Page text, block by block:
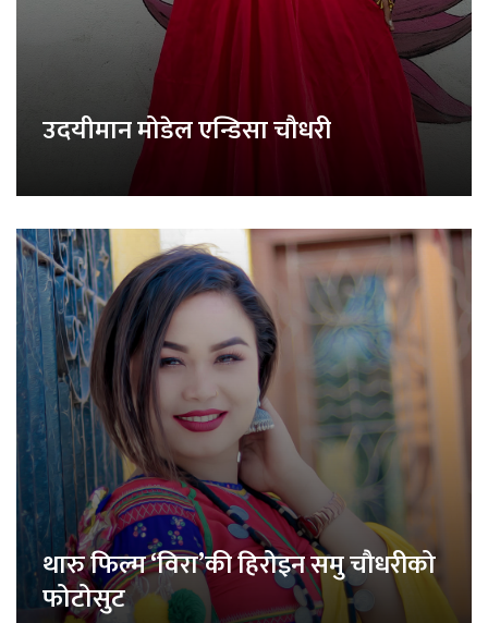
उदयीमान मोडेल एन्डिसा चौधरी
थारु फिल्म ‘विरा’की हिरोइन समु चौधरीको
फोटोसुट